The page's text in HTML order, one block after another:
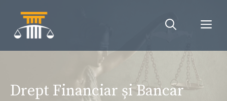
conținut
Drept Financiar și Bancar